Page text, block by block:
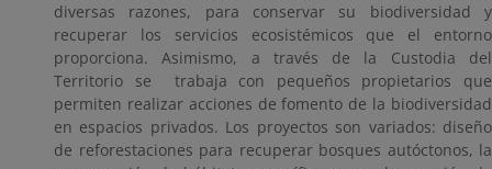
diversas razones, para conservar su biodiversidad y
recuperar los servicios ecosistémicos que el entorno
proporciona. Asimismo, a través de la Custodia del
Territorio se trabaja con pequeños propietarios que
permiten realizar acciones de fomento de la biodiversidad
en espacios privados. Los proyectos son variados: diseño
de reforestaciones para recuperar bosques autóctonos, la